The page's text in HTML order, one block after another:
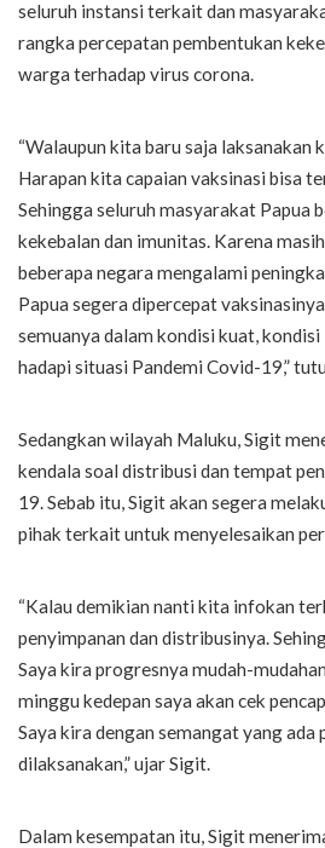
seluruh instansi terkait dan
rangka percepatan pembentukan
warga terhadap virus corona.
“Walaupun kita baru saja laksanakan
Harapan kita capaian vaksinasi bisa
Sehingga seluruh masyarakat Papua
kekebalan dan imunitas. Karena
beberapa negara mengalami
Papua segera dipercepat
semuanya dalam kondisi kuat,
hadapi situasi Pandemi Covid-19,”
Sedangkan wilayah Maluku, Sigit
kendala soal distribusi dan tempat
19. Sebab itu, Sigit akan segera
pihak terkait untuk menyelesaikan
“Kalau demikian nanti kita infokan
penyimpanan dan distribusinya.
Saya kira progresnya mudah-
minggu kedepan saya akan cek
Saya kira dengan semangat yang ada
dilaksanakan,” ujar Sigit.
Dalam kesempatan itu, Sigit